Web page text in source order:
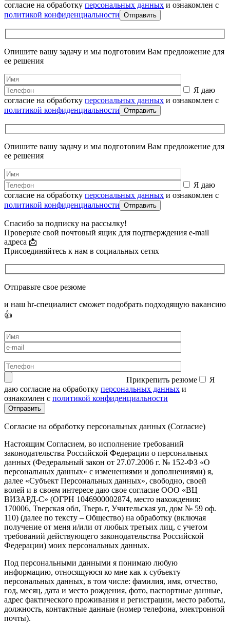
согласие на обработку персональных данных и ознакомлен с
политикой конфиденциальности
Опишите вашу задачу и мы подготовим Вам предложение для
ее решения
Я даю
согласие на обработку персональных данных и ознакомлен с
политикой конфиденциальности
Опишите вашу задачу и мы подготовим Вам предложение для
ее решения
Я даю
согласие на обработку персональных данных и ознакомлен с
политикой конфиденциальности
Спасибо за подписку на рассылку!
Проверьте свой почтовый ящик для подтверждения e-mail
адреса 📩
Присоединяйтесь к нам в социальных сетях
Отправьте свое резюме
и наш hr-специалист сможет подобрать подходящую вакансию
👍
Прикрепить резюме
Я
даю согласие на обработку персональных данных и
ознакомлен с политикой конфиденциальности
Согласие на обработку персональных данных (Согласие)
Настоящим Согласием, во исполнение требований
законодательства Российской Федерации о персональных
данных (Федеральный закон от 27.07.2006 г. № 152-ФЗ «О
персональных данных» с изменениями и дополнениями) я,
далее «Субъект Персональных данных», свободно, своей
волей и в своем интересе даю свое согласие ООО «ВЦ
ВИЗАРД-С» (ОГРН 1046900002874, место нахождения:
170006, Тверская обл, Тверь г, Учительская ул, дом № 59 оф.
110) (далее по тексту – Общество) на обработку (включая
получение от меня и/или от любых третьих лиц, с учетом
требований действующего законодательства Российской
Федерации) моих персональных данных.
Под персональными данными я понимаю любую
информацию, относящуюся ко мне как к субъекту
персональных данных, в том числе: фамилия, имя, отчество,
год, месяц, дата и место рождения, фото, паспортные данные,
адрес фактического проживания и регистрации, место работы,
должность, контактные данные (номер телефона, электронной
почты).